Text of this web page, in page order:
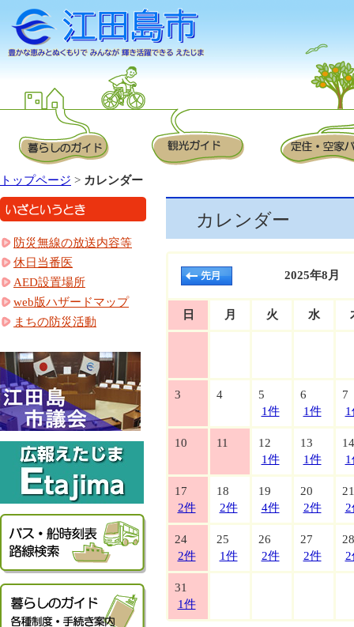
トップページ > カレンダー
カレンダー
2025年8月
日 月 火 水
3 4
5
1件
6
1件
7
10 11
12
1件
13
1件
14
17
2件
18
2件
19
4件
20
2件
21
24
2件
25
1件
26
2件
27
2件
28
31
1件
防災無線の放送内容等
休日当番医
AED設置場所
web版ハザードマップ
まちの防災活動